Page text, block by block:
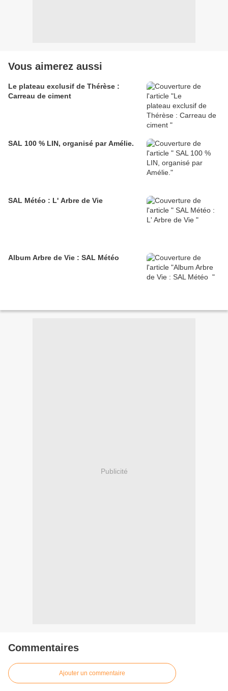
Vous aimerez aussi
Le plateau exclusif de Thérèse :
Carreau de ciment
SAL 100 % LIN, organisé par Amélie.
SAL Météo : L' Arbre de Vie
Album Arbre de Vie : SAL Météo
Publicité
Commentaires
Ajouter un commentaire